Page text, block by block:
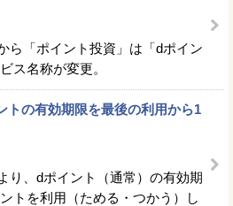
ら「ポイント投資」は「dポイン
ス名称が変更。
トの有効期限を最後の利用から1
り、dポイント（通常）の有効期
トを利用（ためる・つかう）し